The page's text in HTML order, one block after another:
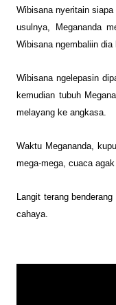
Wibisana nyeritain
usulnya, Megananda
Wibisana ngembaliin
Wibisana ngelepasin
kemudian tubuh
melayang ke angkasa.
Waktu Megananda,
mega-mega, cuaca
Langit terang
cahaya.